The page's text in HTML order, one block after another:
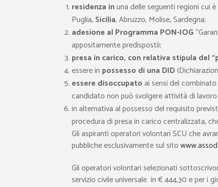
residenza inuna delle seguenti regioni cui
Puglia, Sicilia, Abruzzo, Molise, Sardegna;
adesione al Programma PON-IOG
appositamente predisposti);
presa in carico, con relativa stipula del
essere in possesso di una DID
essere disoccupatoai sensi del
candidato non può svolgere attività di
in alternativa al possesso del requisito
procedura di presa in carico centralizzata,
Gli aspiranti operatori volontari SCU che
pubbliche esclusivamente sul sito
Gli operatori volontari selezionati
servizio civile universale in € 444,30 e per i